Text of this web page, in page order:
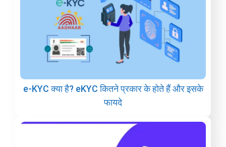
e-KYC क्या है? eKYC कितने प्रकार के होते हैं और इसके
फायदे